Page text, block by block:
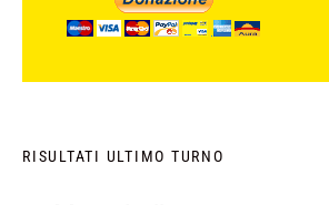
RISULTATI ULTIMO TURNO